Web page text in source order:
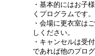
・基本的にはお子
くプログラムです。
・会場に更衣室は
しください。
・キャンセルは受
であれば他のプロ